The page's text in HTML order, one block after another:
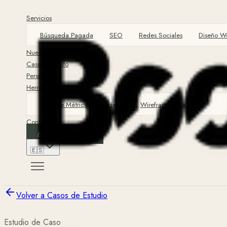
Servicios
Búsqueda Pagada
SEO Redes Sociales
Diseño
Nuestra Empresa
Casos de Éxito
Perspectivas
Herramientas
Suite de Métricas Financieras
Wireframe para Hotel
Contáctanos
Auditoría Gratis
🇪🇸
Volver a Casos de Estudio
Estudio de Caso